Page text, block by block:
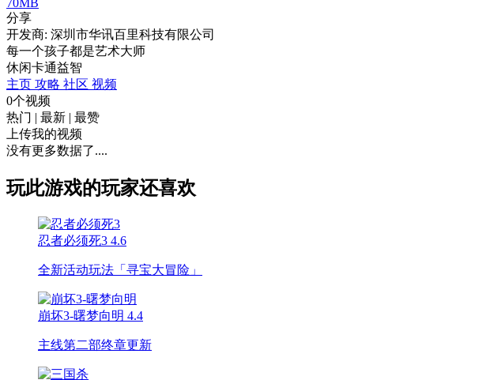
分享
开发商: 深圳市华讯百里科技有限公司
每一个孩子都是艺术大师
休闲卡通益智
主页 攻略 社区 视频
0个视频
热门 | 最新 | 最赞
上传我的视频
没有更多数据了....
玩此游戏的玩家还喜欢
忍者必须死3 4.6
全新活动玩法「寻宝大冒险」
崩坏3-曙梦向明 4.4
主线第二部终章更新